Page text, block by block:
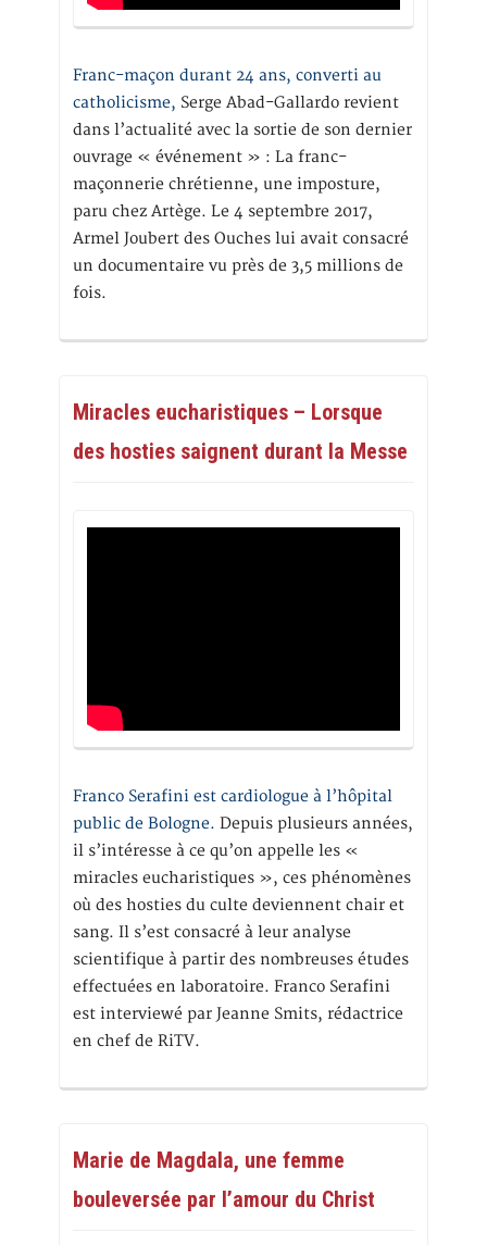
Franc-maçon durant 24 ans, converti au
catholicisme, Serge Abad-Gallardo revient
dans l’actualité avec la sortie de son dernier
ouvrage « événement » : La franc-
maçonnerie chrétienne, une imposture,
paru chez Artège. Le 4 septembre 2017,
Armel Joubert des Ouches lui avait consacré
un documentaire vu près de 3,5 millions de
fois.
Miracles eucharistiques – Lorsque
des hosties saignent durant la Messe
Franco Serafini est cardiologue à l’hôpital
public de Bologne. Depuis plusieurs années,
il s’intéresse à ce qu’on appelle les «
miracles eucharistiques », ces phénomènes
où des hosties du culte deviennent chair et
sang. Il s’est consacré à leur analyse
scientifique à partir des nombreuses études
effectuées en laboratoire. Franco Serafini
est interviewé par Jeanne Smits, rédactrice
en chef de RiTV.
Marie de Magdala, une femme
bouleversée par l’amour du Christ